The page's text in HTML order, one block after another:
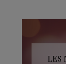
LES